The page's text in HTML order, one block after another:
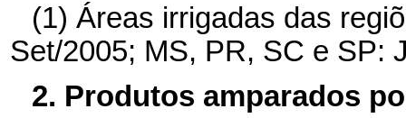
(1) Áreas irrigadas das
Set/2005; MS, PR, SC e SP:
2. Produtos amparados